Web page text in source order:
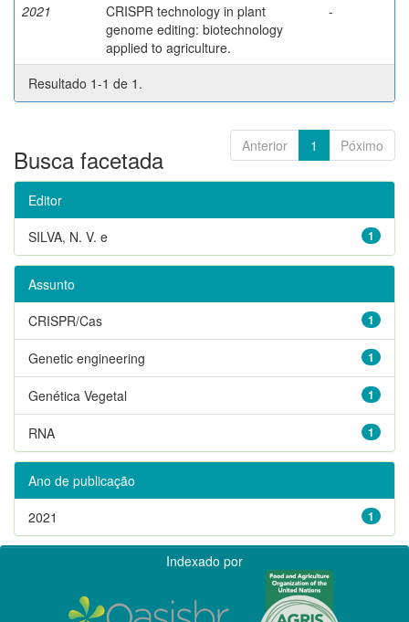
2021
CRISPR technology in plant
genome editing: biotechnology
applied to agriculture.
-
Resultado 1-1 de 1.
Anterior 1 Póximo
Busca facetada
Editor
1
SILVA, N. V. e
Assunto
1
CRISPR/Cas
1
Genetic engineering
1
Genética Vegetal
1
RNA
Ano de publicação
1
2021
Indexado por